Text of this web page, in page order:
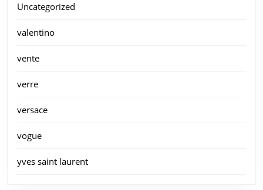
Uncategorized
valentino
vente
verre
versace
vogue
yves saint laurent